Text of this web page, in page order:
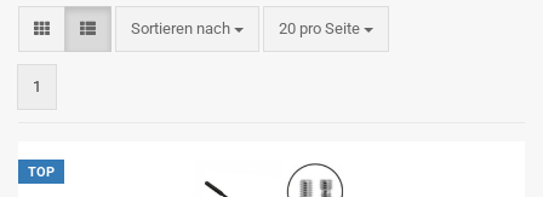
Sortieren nach 20 pro Seite
1
TOP